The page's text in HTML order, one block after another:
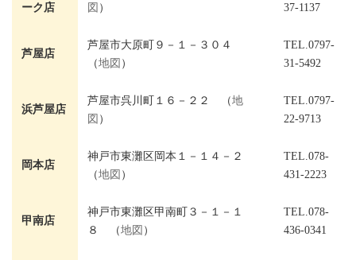
ーク店
図 ）
37-1137
芦屋店
芦屋市大原町９－１－３０４
（地図 ）
TEL.0797-
31-5492
浜芦屋店
芦屋市呉川町１６－２２ （地
図 ）
TEL.0797-
22-9713
岡本店
神戸市東灘区岡本１－１４－２
（地図 ）
TEL.078-
431-2223
甲南店
神戸市東灘区甲南町３－１－１
８ （地図 ）
TEL.078-
436-0341